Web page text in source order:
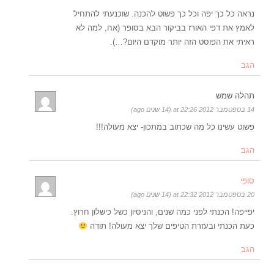
נראה כל כך יפה וכל כך פשוט להכנה. שוכנעתי להתחיל
לאמץ את דפי האורז בביקור הבא בסופר (אח, למה לא
ראיתי את הפוסט הזה יותר מוקדם היום?…).
הגב
תהלה שמש
14 בספטמבר 2012 at 22:26 (14 שנים ago)
פשוט עשינו כל מה שכתוב במתכון- יצא מעולה!!!
הגב
סופי
20 בספטמבר 2012 at 22:32 (14 שנים ago)
יפייפה! הכנתי לפני כמה שנים, והניסיון כשל כישלון חרוץ.
כעת הכנתי ובעזרת הטיפים שלך יצא מעולה! תודה
הגב